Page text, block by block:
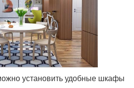
установить удобные шкафы